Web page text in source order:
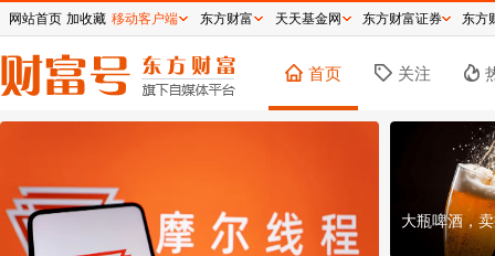
首页 关注
大瓶啤酒，
网站首页 加收藏 移动客户端 东方财富 天天基金网 东方财富证券 东方